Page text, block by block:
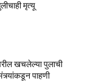
मृत्यू
खचलेल्या पुलाची
पाहणी